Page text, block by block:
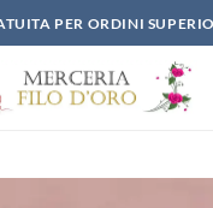
PER ORDINI